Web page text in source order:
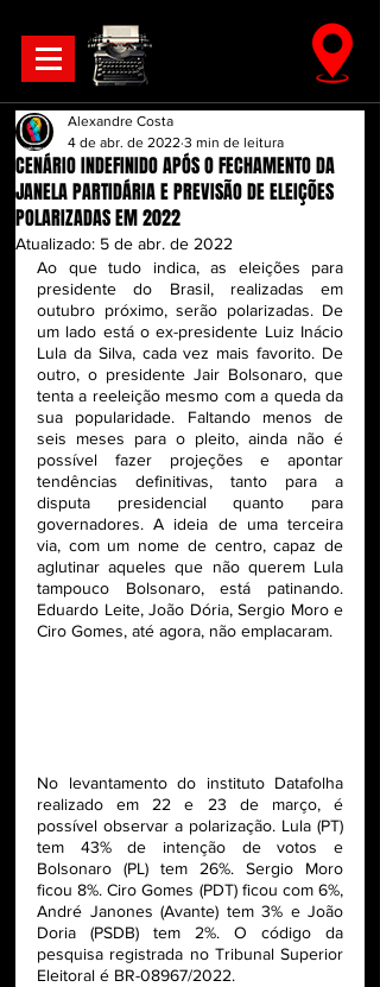
CENÁRIO INDEFINIDO APÓS O FECHAMENTO DA
JANELA PARTIDÁRIA E PREVISÃO DE ELEIÇÕES
POLARIZADAS EM 2022
Alexandre Costa
4 de abr. de 2022 3 min de leitura
Atualizado: 5 de abr. de 2022
Ao que tudo indica, as eleições para
presidente do Brasil, realizadas em
outubro próximo, serão polarizadas. De
um lado está o ex-presidente Luiz Inácio
Lula da Silva, cada vez mais favorito. De
outro, o presidente Jair Bolsonaro, que
tenta a reeleição mesmo com a queda da
sua popularidade. Faltando menos de
seis meses para o pleito, ainda não é
possível fazer projeções e apontar
tendências definitivas, tanto para a
disputa presidencial quanto para
governadores. A ideia de uma terceira
via, com um nome de centro, capaz de
aglutinar aqueles que não querem Lula
tampouco Bolsonaro, está patinando.
Eduardo Leite, João Dória, Sergio Moro e
Ciro Gomes, até agora, não emplacaram.
No levantamento do instituto Datafolha
realizado em 22 e 23 de março, é
possível observar a polarização. Lula (PT)
tem 43% de intenção de votos e
Bolsonaro (PL) tem 26%. Sergio Moro
ficou 8%. Ciro Gomes (PDT) ficou com 6%,
André Janones (Avante) tem 3% e João
Doria (PSDB) tem 2%. O código da
pesquisa registrada no Tribunal Superior
Eleitoral é BR-08967/2022.